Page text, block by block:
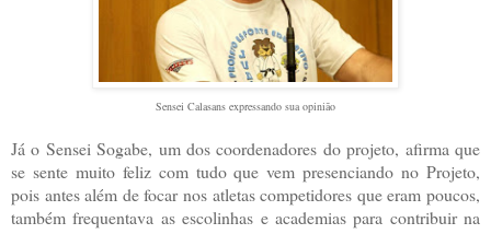
Sensei Calasans expressando sua opinião
Já o Sensei Sogabe, um dos coordenadores do projeto, afirma que
se sente muito feliz com tudo que vem presenciando no Projeto,
pois antes além de focar nos atletas competidores que eram poucos,
também frequentava as escolinhas e academias para contribuir na